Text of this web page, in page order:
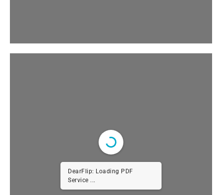
DearFlip: Loading PDF
Service ...